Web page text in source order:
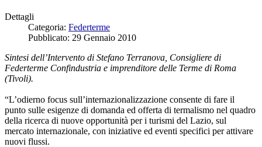
Dettagli
Categoria: Federterme
Pubblicato: 29 Gennaio 2010
Sintesi dell’Intervento di Stefano Terranova, Consigliere di
Federterme Confindustria e imprenditore delle Terme di Roma
(Tivoli).
“L’odierno focus sull’internazionalizzazione consente di fare il
punto sulle esigenze di domanda ed offerta di termalismo nel quadro
della ricerca di nuove opportunità per i turismi del Lazio, sul
mercato internazionale, con iniziative ed eventi specifici per attivare
nuovi flussi.